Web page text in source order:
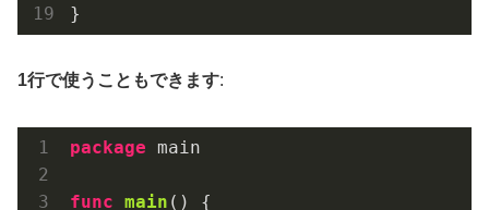
1行で使うこともできます:
package main
func main ()
{